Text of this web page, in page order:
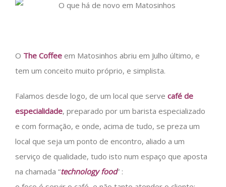
O The Coffee em Matosinhos abriu em Julho último, e
tem um conceito muito próprio, e simplista.
Falamos desde logo, de um local que serve café de
especialidade, preparado por um barista especializado
e com formação, e onde, acima de tudo, se preza um
local que seja um ponto de encontro, aliado a um
serviço de qualidade, tudo isto num espaço que aposta
na chamada “technology food” :